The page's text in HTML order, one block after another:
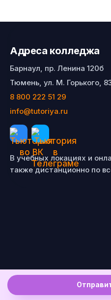
Адреса колледжа
Барнаул, пр. Ленина 120б
Тюмень, ул. М. Горького,
8 800 222 51 29
info@tutoriya.ru
В учебных локациях и
также дистанционно по